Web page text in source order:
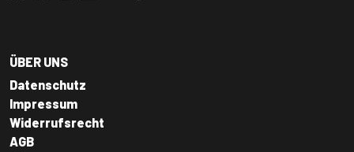
ÜBER UNS
Datenschutz
Impressum
Widerrufsrecht
AGB